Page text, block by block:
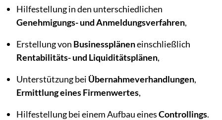
Hilfestellung in den unterschiedlichen
Genehmigungs- und Anmeldungsverfahren,
Erstellung von Businesspläneneinschließlich
Rentabilitäts- und Liquiditätsplänen,
Unterstützung bei Übernahmeverhandlungen,
Ermittlung eines Firmenwertes,
Hilfestellung bei einem Aufbau einesControllings.